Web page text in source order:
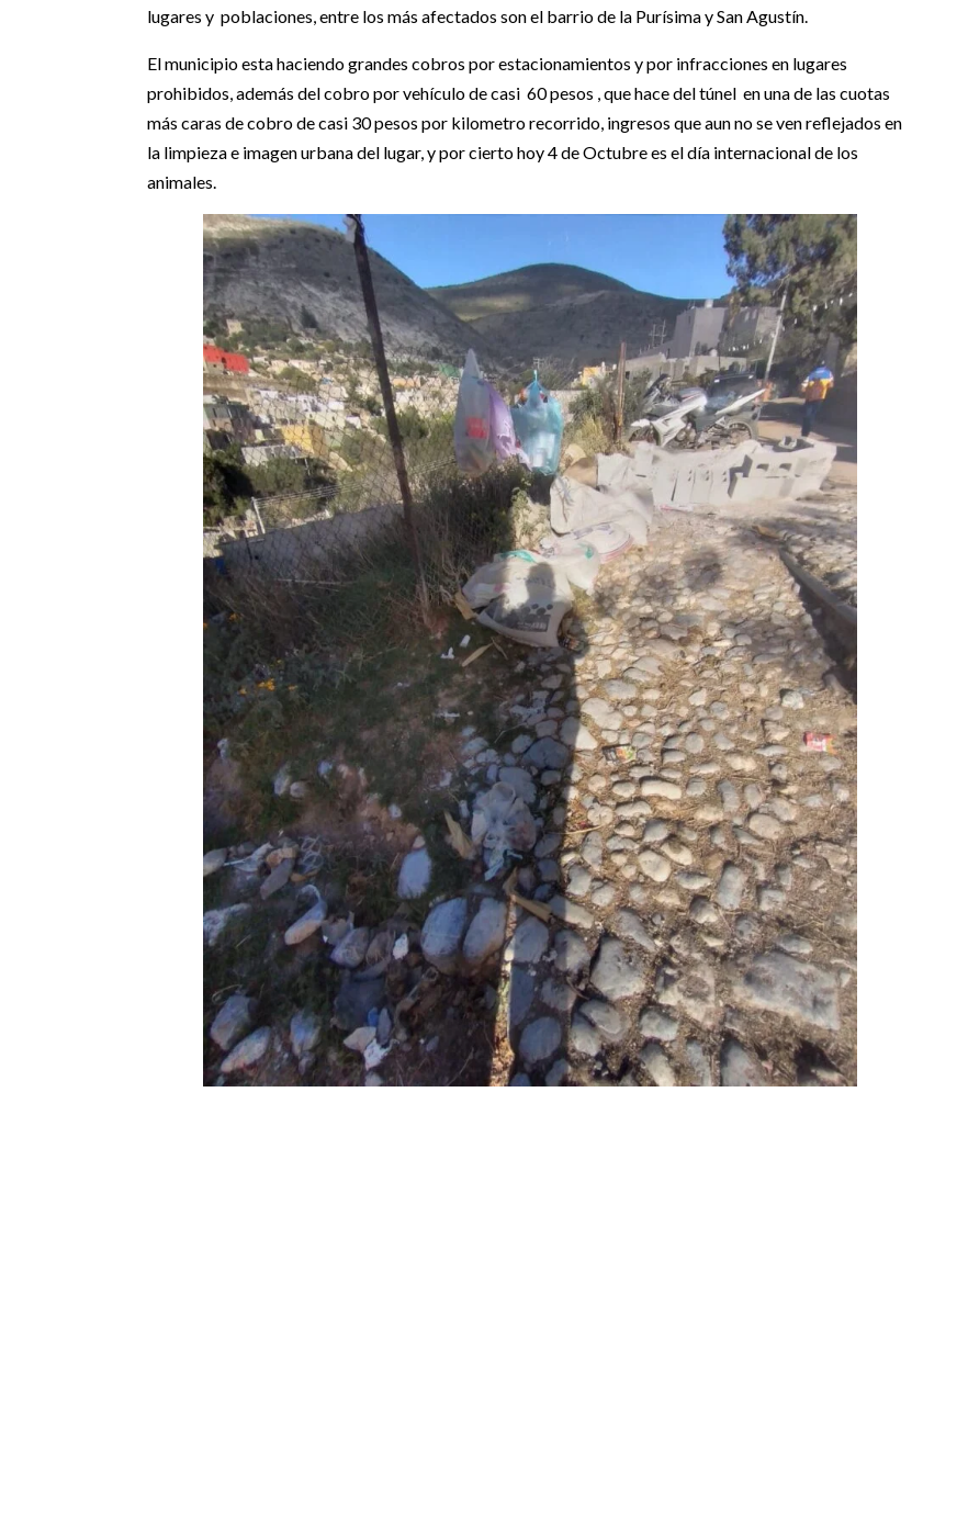
lugares y poblaciones, entre los más afectados son el barrio de la Purísima y San Agustín.
El municipio esta haciendo grandes cobros por estacionamientos y por infracciones en lugares
prohibidos, además del cobro por vehículo de casi 60 pesos , que hace del túnel en una de las cuotas
más caras de cobro de casi 30 pesos por kilometro recorrido, ingresos que aun no se ven reflejados en
la limpieza e imagen urbana del lugar, y por cierto hoy 4 de Octubre es el día internacional de los
animales.